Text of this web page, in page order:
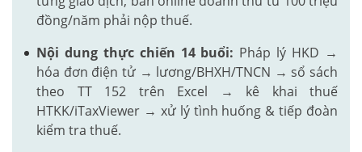
đồng/năm phải nộp thuế.
Nội dung thực chiến 14 buổi: Pháp lý HKD →
hóa đơn điện tử → lương/BHXH/TNCN → sổ sách
theo TT 152 trên Excel → kê khai thuế
HTKK/iTaxViewer → xử lý tình huống & tiếp đoàn
kiểm tra thuế.